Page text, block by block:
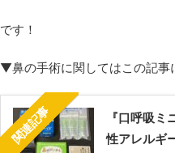
です！
▼鼻の手術に関してはこの記事
関連記事
『口呼吸
性アレルギ